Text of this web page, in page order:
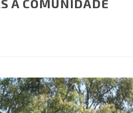
À COMUNIDADE